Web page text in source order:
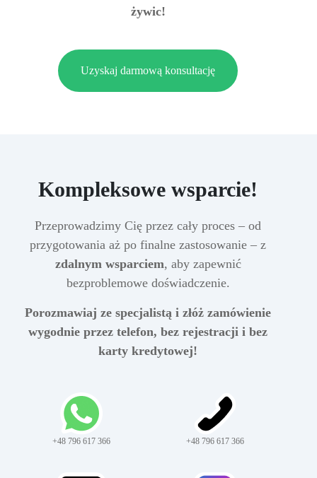
żywic!
Uzyskaj darmową konsultację
Kompleksowe wsparcie!
Przeprowadzimy Cię przez cały proces – od
przygotowania aż po finalne zastosowanie – z
zdalnym wsparciem, aby zapewnić
bezproblemowe doświadczenie.
Porozmawiaj ze specjalistą i złóż zamówienie
wygodnie przez telefon, bez rejestracji i bez
karty kredytowej!
+48 796 617 366 +48 796 617 366